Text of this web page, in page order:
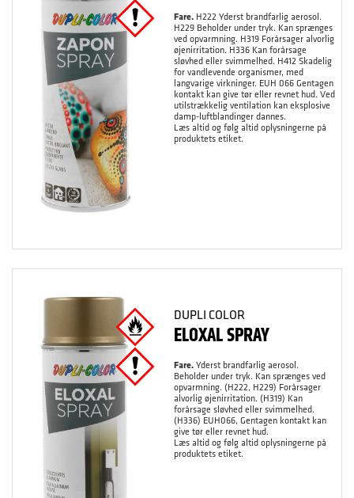
Fare. H222 Yderst brandfarlig aerosol.
H229 Beholder under tryk. Kan sprænges
ved opvarmning. H319 Forårsager alvorlig
øjenirritation. H336 Kan forårsage
sløvhed eller svimmelhed. H412 Skadelig
for vandlevende organismer, med
langvarige virkninger. EUH 066 Gentagen
kontakt kan give tør eller revnet hud. Ved
utilstrækkelig ventilation kan eksplosive
damp-luftblandinger dannes.
Læs altid og følg altid oplysningerne på
produktets etiket.
DUPLI COLOR
ELOXAL SPRAY
Fare. Yderst brandfarlig aerosol.
Beholder under tryk. Kan sprænges ved
opvarmning. (H222, H229) Forårsager
alvorlig øjenirritation. (H319) Kan
forårsage sløvhed eller svimmelhed.
(H336) EUH066, Gentagen kontakt kan
give tør eller revnet hud.
Læs altid og følg altid oplysningerne på
produktets etiket.